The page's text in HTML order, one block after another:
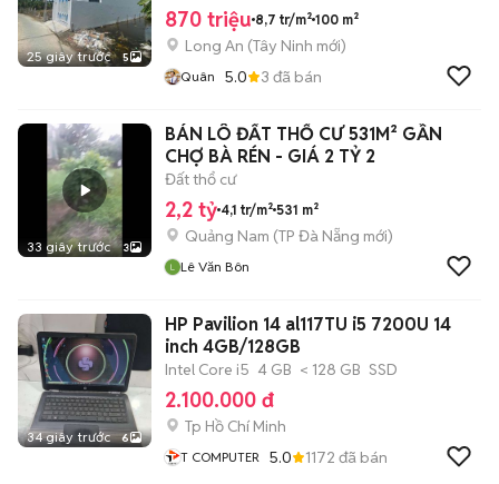
25 giây trước 5
870 triệu 8,7 tr/m² 100 m²
Long An (Tây Ninh mới)
Quân 5.0 3 đã bán
33 giây trước 3
BÁN LÔ ĐẤT THỔ CƯ 531M² GẦN
CHỢ BÀ RÉN - GIÁ 2 TỶ 2
Đất thổ cư
2,2 tỷ 4,1 tr/m² 531 m²
Quảng Nam (TP Đà Nẵng mới)
Lê Văn Bôn
34 giây trước 6
HP Pavilion 14 al117TU i5 7200U 14
inch 4GB/128GB
Intel Core i5 4 GB < 128 GB SSD
2.100.000 đ
Tp Hồ Chí Minh
T COMPUTER 5.0 1172 đã bán